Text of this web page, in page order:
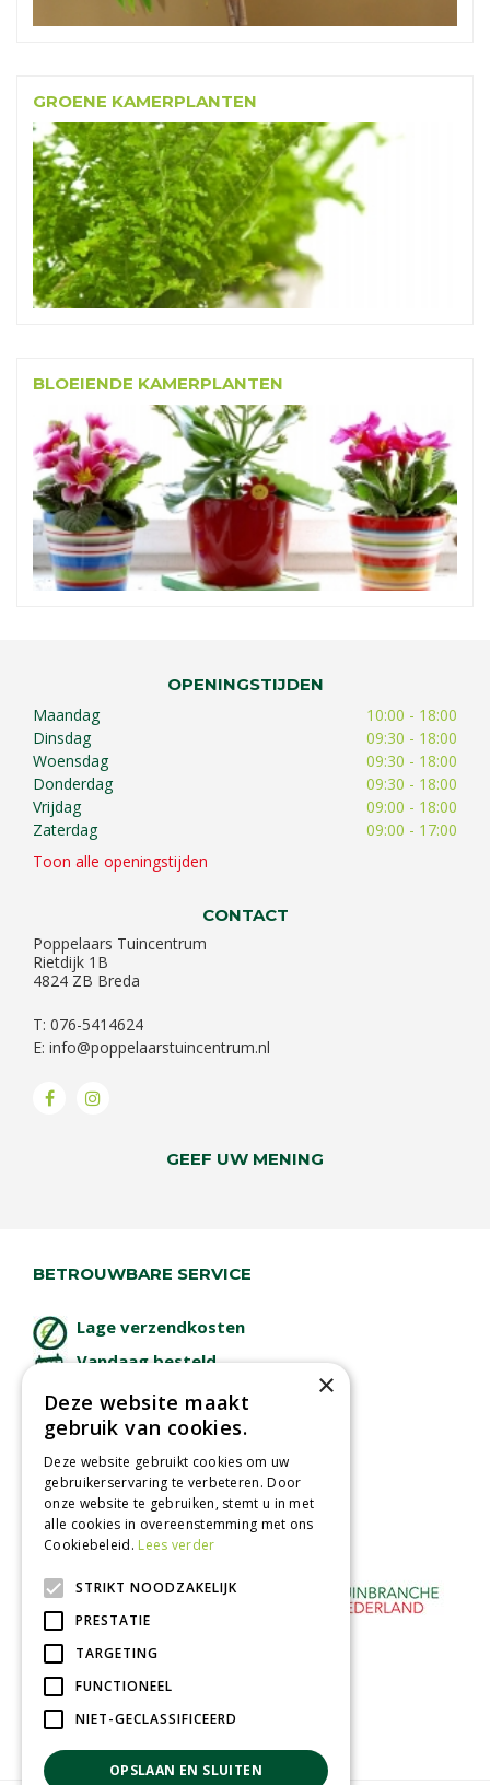
GROENE KAMERPLANTEN
BLOEIENDE KAMERPLANTEN
OPENINGSTIJDEN
Maandag
10:00 - 18:00
Dinsdag
09:30 - 18:00
Woensdag
09:30 - 18:00
Donderdag
09:30 - 18:00
Vrijdag
09:00 - 18:00
Zaterdag
09:00 - 17:00
Toon alle openingstijden
CONTACT
Poppelaars Tuincentrum
Rietdijk 1B
4824 ZB Breda
T: 076-5414624
E: info@poppelaarstuincentrum.nl
GEEF UW MENING
BETROUWBARE SERVICE
Lage verzendkosten
Vandaag besteld
Afhalen in tuincentrum
Betaal veilig
met iDeal - Wero
×
Deze website maakt
gebruik van cookies.
Deze website gebruikt cookies om uw
gebruikerservaring te verbeteren. Door
onze website te gebruiken, stemt u in met
alle cookies in overeenstemming met ons
Cookiebeleid. Lees verder
STRIKT NOODZAKELIJK
PRESTATIE
TARGETING
FUNCTIONEEL
NIET-GECLASSIFICEERD
OPSLAAN EN SLUITEN